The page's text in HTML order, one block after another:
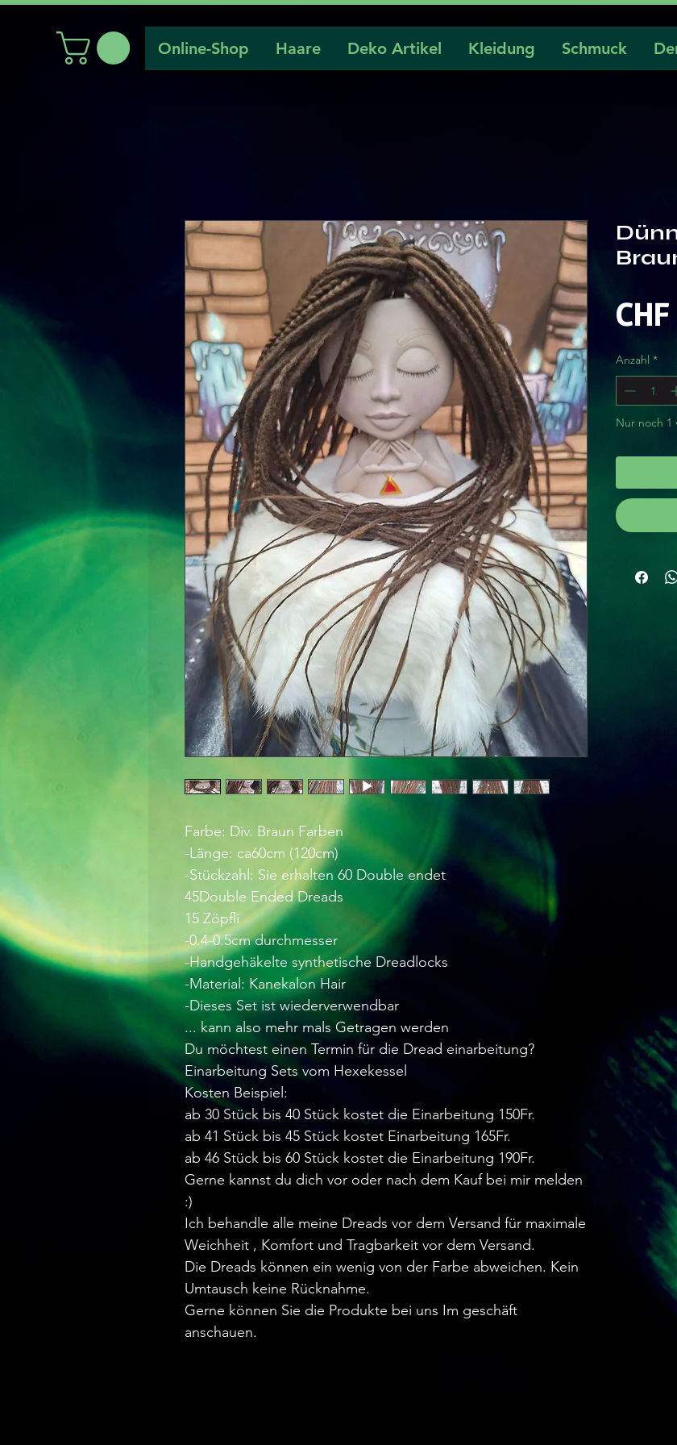
Online-Shop Haare Deko Artikel Kleidung Schmuck
Farbe: Div. Braun Farben
-Länge: ca60cm (120cm)
-Stückzahl: Sie erhalten 60 Double endet
45Double Ended Dreads
15 Zöpfli
-0.4-0.5cm durchmesser
-Handgehäkelte synthetische Dreadlocks
-Material: Kanekalon Hair
-Dieses Set ist wiederverwendbar
... kann also mehr mals Getragen werden
Du möchtest einen Termin für die Dread einarbeitung?
Einarbeitung Sets vom Hexekessel
Kosten Beispiel:
ab 30 Stück bis 40 Stück kostet die Einarbeitung 150Fr.
ab 41 Stück bis 45 Stück kostet Einarbeitung 165Fr.
ab 46 Stück bis 60 Stück kostet die Einarbeitung 190Fr.
Gerne kannst du dich vor oder nach dem Kauf bei mir melden
:)
Ich behandle alle meine Dreads vor dem Versand für maximale
Weichheit , Komfort und Tragbarkeit vor dem Versand.
Die Dreads können ein wenig von der Farbe abweichen. Kein
Umtausch keine Rücknahme.
Gerne können Sie die Produkte bei uns Im geschäft
anschauen.
Anzahl *
Nur noch 1